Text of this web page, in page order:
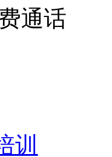
通话
训